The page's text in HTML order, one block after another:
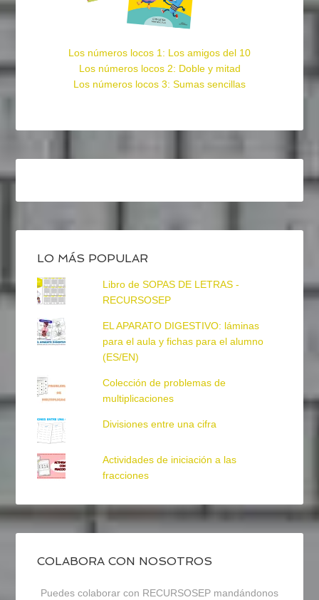
Los números locos 1: Los amigos del 10
Los números locos 2: Doble y mitad
Los números locos 3: Sumas sencillas
LO MÁS POPULAR
Libro de SOPAS DE LETRAS -
RECURSOSEP
EL APARATO DIGESTIVO: láminas
para el aula y fichas para el alumno
(ES/EN)
Colección de problemas de
multiplicaciones
Divisiones entre una cifra
Actividades de iniciación a las
fracciones
COLABORA CON NOSOTROS
Puedes colaborar con RECURSOSEP mandándonos